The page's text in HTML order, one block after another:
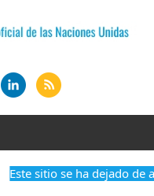
Este sitio se ha dejado de